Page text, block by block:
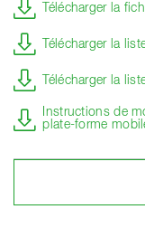
Télécharger la
Télécharger la
Télécharger la
Instructions de
plate-forme